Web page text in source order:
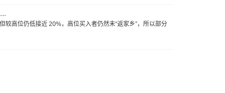
高位仍低接近 20%，高位买入者仍然未“返家乡”，所以部分